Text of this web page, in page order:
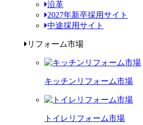
沿革
2027年新卒採用サイト
中途採用サイト
リフォーム市場
キッチンリフォーム市場
トイレリフォーム市場